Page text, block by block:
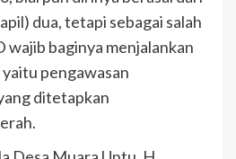
dua, tetapi sebagai salah
wajib baginya menjalankan
pengawasan
ditetapkan